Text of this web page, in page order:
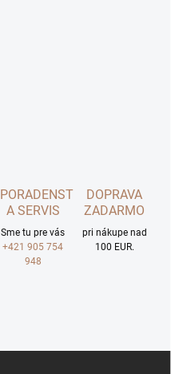
PORADENSTVO
A SERVIS
Sme tu pre vás
+421 905 754
948
DOPRAVA
ZADARMO
pri nákupe nad
100 EUR.